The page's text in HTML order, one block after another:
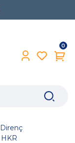
0
Direnç
HKR